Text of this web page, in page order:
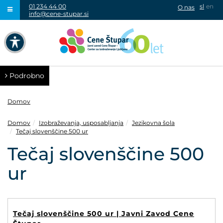
NAVIGACIJA PREKO TIPKOVNICE
VISOK KONTRAST
SIVINE
01 234 44 00
info@cene-stupar.si
sl en
O nas
Podrobno
Domov
Domov Izobraževanja, usposabljanja
Jezikovna šola
Tečaj slovenščine 500 ur
Tečaj slovenščine 500
ur
Tečaj slovenščine 500 ur | Javni Zavod Cene